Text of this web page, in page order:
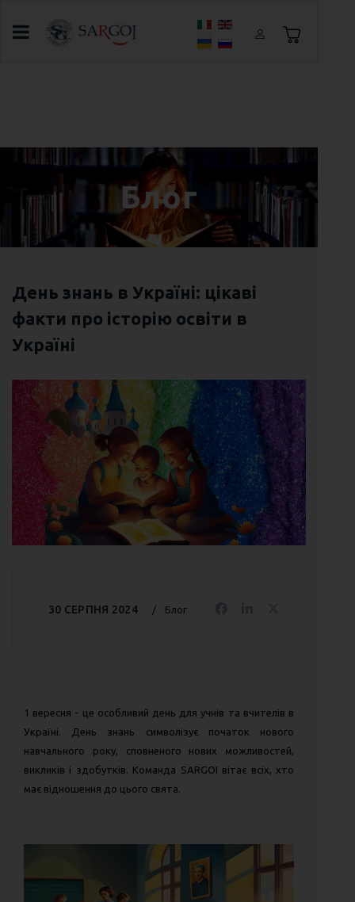
Оберіть свою мову
Блог
День знань в Україні: цікаві
факти про історію освіти в
Україні
Блог
30 СЕРПНЯ 2024
1 вересня - це особливий день для учнів та вчителів в
Україні. День знань символізує початок нового
навчального року, сповненого нових можливостей,
викликів і здобутків. Команда SARGOI вітає всіх, хто
має відношення до цього свята.